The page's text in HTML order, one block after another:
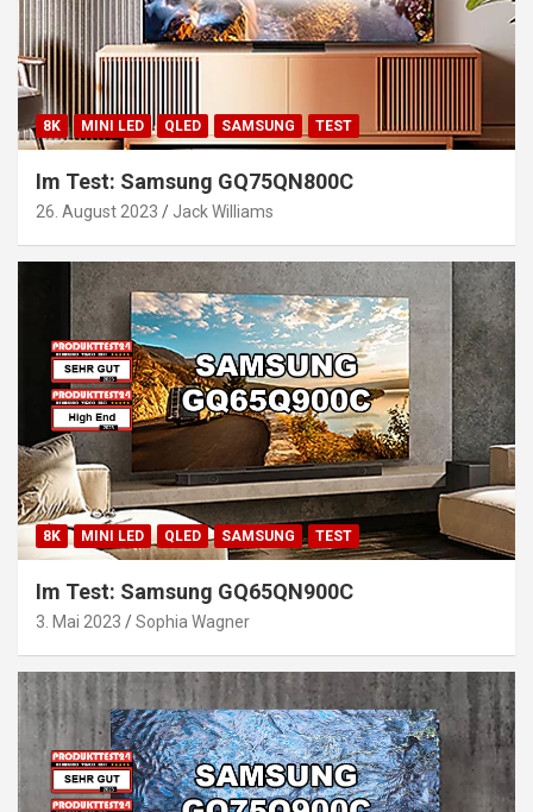
8K MINI LED QLED SAMSUNG TEST
Im Test: Samsung GQ75QN800C
26. August 2023 Jack Williams
8K MINI LED QLED SAMSUNG TEST
Im Test: Samsung GQ65QN900C
3. Mai 2023 Sophia Wagner